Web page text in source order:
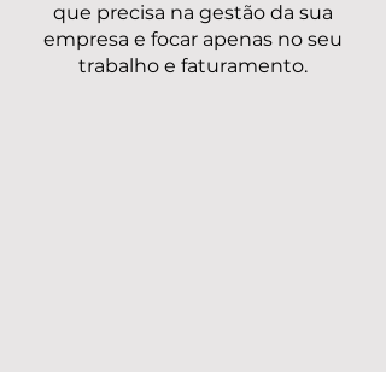
que precisa na gestão da sua
empresa e focar apenas no seu
trabalho e faturamento.